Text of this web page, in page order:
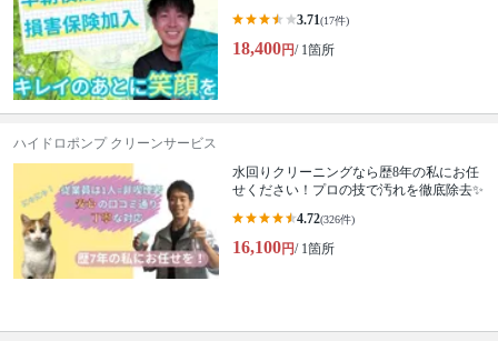
3.71(17件)
18,400円/ 1箇所
ハイドロポンプ クリーンサービス
水回りクリーニングなら歴8年の私にお任
せください！プロの技で汚れを徹底除去✨
4.72(326件)
16,100円/ 1箇所